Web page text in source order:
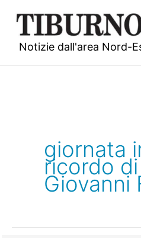
contenuto
Notizie dall'area Nord-
giornata
ricordo di
Giovanni